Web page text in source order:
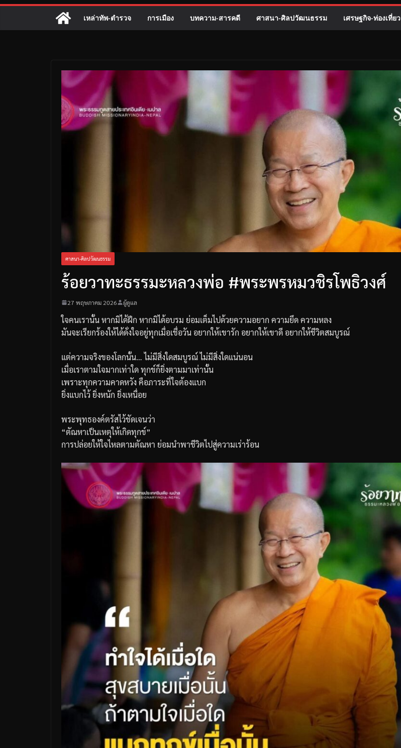
เหล่าทัพ-ตำรวจ การเมือง บทความ-สารคดี ศาสนา-ศิลปวัฒนธรรม เศรษฐกิจ-ท่องเที่ยว
ศาสนา-ศิลปวัฒนธรรม
ร้อยวาทะธรรมะหลวงพ่อ #พระพรหมวชิรโพธิวงศ์
27 พฤษภาคม 2026 ผู้ดูแล
ใจคนเรานั้น หากมิได้ฝึก หากมิได้อบรม ย่อมเต็มไปด้วยความอยาก ความยึด ความหลง
มันจะเรียกร้องให้ได้ดั่งใจอยู่ทุกเมื่อเชื่อวัน อยากให้เขารัก อยากให้เขาดี อยากให้ชีวิตสมบูรณ์
แต่ความจริงของโลกนั้น… ไม่มีสิ่งใดสมบูรณ์ ไม่มีสิ่งใดแน่นอน
เมื่อเราตามใจมากเท่าใด ทุกข์ก็ยิ่งตามมาเท่านั้น
เพราะทุกความคาดหวัง คือภาระที่ใจต้องแบก
ยิ่งแบกไว้ ยิ่งหนัก ยิ่งเหนื่อย
พระพุทธองค์ตรัสไว้ชัดเจนว่า
“ตัณหาเป็นเหตุให้เกิดทุกข์”
การปล่อยให้ใจไหลตามตัณหา ย่อมนำพาชีวิตไปสู่ความเร่าร้อน